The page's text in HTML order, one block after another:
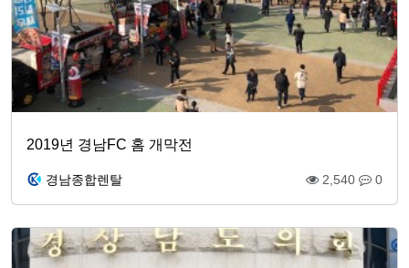
2019년 경남FC 홈 개막전
경남종합렌탈 2,540 0